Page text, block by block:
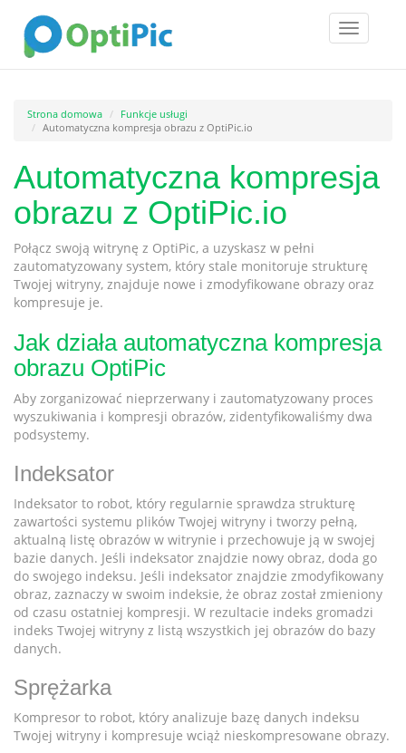
Toggle
Strona domowa
Funkcje usługi
Automatyczna kompresja obrazu z OptiPic.io
Automatyczna kompresja
obrazu z OptiPic.io
Połącz swoją witrynę z OptiPic, a uzyskasz w pełni
zautomatyzowany system, który stale monitoruje strukturę
Twojej witryny, znajduje nowe i zmodyfikowane obrazy oraz
kompresuje je.
Jak działa automatyczna kompresja
obrazu OptiPic
Aby zorganizować nieprzerwany i zautomatyzowany proces
wyszukiwania i kompresji obrazów, zidentyfikowaliśmy dwa
podsystemy.
Indeksator
Indeksator to robot, który regularnie sprawdza strukturę
zawartości systemu plików Twojej witryny i tworzy pełną,
aktualną listę obrazów w witrynie i przechowuje ją w swojej
bazie danych. Jeśli indeksator znajdzie nowy obraz, doda go
do swojego indeksu. Jeśli indeksator znajdzie zmodyfikowany
obraz, zaznaczy w swoim indeksie, że obraz został zmieniony
od czasu ostatniej kompresji. W rezultacie indeks gromadzi
indeks Twojej witryny z listą wszystkich jej obrazów do bazy
danych.
Sprężarka
Kompresor to robot, który analizuje bazę danych indeksu
Twojej witryny i kompresuje wciąż nieskompresowane obrazy.